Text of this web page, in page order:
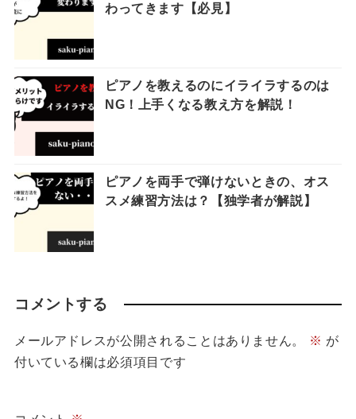
わってきます【必見】
ピアノを教えるのにイライラするのは
NG！上手くなる教え方を解説！
ピアノを両手で弾けないときの、オス
スメ練習方法は？【独学者が解説】
コメントする
メールアドレスが公開されることはありません。 ※ が
付いている欄は必須項目です